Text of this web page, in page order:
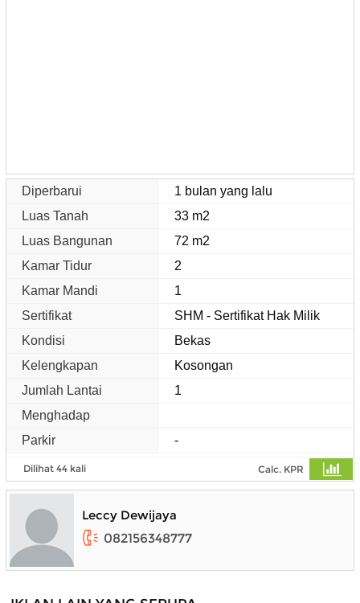
Diperbarui
1 bulan yang lalu
Luas Tanah
33 m2
Luas Bangunan
72 m2
Kamar Tidur
2
Kamar Mandi
1
Sertifikat
SHM - Sertifikat Hak Milik
Kondisi
Bekas
Kelengkapan
Kosongan
Jumlah Lantai
1
Menghadap
Parkir
-
Dilihat 44 kali Calc. KPR
Leccy Dewijaya
082156348777